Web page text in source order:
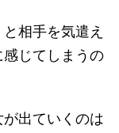
相手を気遣え
じてしまうの
出ていくのは